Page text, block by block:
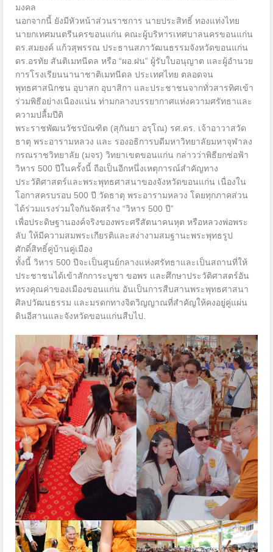
มงคล
นอกจากนี้ ยังมีหัวหน้าส่วนราชการ นายประสิทธิ์ ทองแท่งไทย
นายกเทศมนตรีนครขอนแก่น คณะผู้บริหารเทศบาลนครขอนแก่น
ดร.สมยงค์ แก้วสุพรรณ ประธานสภาวัฒนธรรมจังหวัดขอนแก่น
ดร.อรทัย สันติเมทนีดล หรือ “ผอ.ฝน” ผู้รับใบอนุญาต และผู้อำนวย
การโรงเรียนนานาชาติเมทนีดล ประเทศไทย ตลอดจน
พุทธศาสนิกชน อุบาสก อุบาสิกา และประชาชนจากทั่วสารทิศเข้า
ร่วมพิธีอย่างเนืองแน่น ท่ามกลางบรรยากาศแห่งความศรัทธาและ
ความปลื้มปีติ
พระราชพัฒนวัชรบัณฑิต (สุกันยา อรุโณ) รศ.ดร. เจ้าอาวาสวัด
ธาตุ พระอารามหลวง และ รองอธิการบดีมหาวิทยาลัยมหาจุฬาลง
กรณราชวิทยาลัย (มจร) วิทยาเขตขอนแก่น กล่าวว่าพิธียกช่อฟ้า
วิหาร 500 ปีในครั้งนี้ ถือเป็นอีกหนึ่งเหตุการณ์สำคัญทาง
ประวัติศาสตร์และพระพุทธศาสนาของจังหวัดขอนแก่น เนื่องใน
โอกาสครบรอบ 500 ปี วัดธาตุ พระอารามหลวง โดยทุกภาคส่วน
ได้ร่วมแรงร่วมใจกันจัดสร้าง “วิหาร 500 ปี”
เพื่อประดิษฐานองค์จริงของพระศรีสัตนาคนหุต หรือหลวงพ่อพระ
ลับ ให้มีความสมพระเกียรติและสง่างามสมฐานะพระพุทธรูป
ศักดิ์สิทธิ์คู่บ้านคู่เมือง
ทั้งนี้ วิหาร 500 ปีจะเป็นศูนย์กลางแห่งศรัทธาและเป็นสถานที่ให้
ประชาชนได้เข้าสักการะบูชา ขอพร และศึกษาประวัติศาสตร์อัน
ทรงคุณค่าของเมืองขอนแก่น อันเป็นการสืบสานพระพุทธศาสนา
ศิลปวัฒนธรรม และมรดกทางจิตวิญญาณที่สำคัญให้คงอยู่คู่แผ่น
ดินอีสานและจังหวัดขอนแก่นสืบไป.